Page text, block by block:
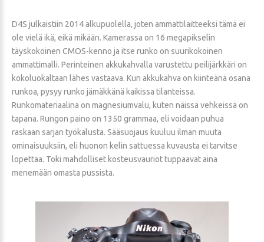
D4S julkaistiin 2014 alkupuolella, joten ammattilaitteeksi tämä ei
ole vielä ikä, eikä mikään. Kamerassa on 16 megapikselin
täyskokoinen CMOS-kenno ja itse runko on suurikokoinen
ammattimalli. Perinteinen akkukahvalla varustettu peilijärkkäri on
kokoluokaltaan lähes vastaava. Kun akkukahva on kiinteänä osana
runkoa, pysyy runko jämäkkänä kaikissa tilanteissa.
Runkomateriaalina on magnesiumvalu, kuten näissä vehkeissä on
tapana. Rungon paino on 1350 grammaa, eli voidaan puhua
raskaan sarjan työkalusta. Sääsuojaus kuuluu ilman muuta
ominaisuuksiin, eli huonon kelin sattuessa kuvausta ei tarvitse
lopettaa. Toki mahdolliset kosteusvauriot tuppaavat aina
menemään omasta pussista.